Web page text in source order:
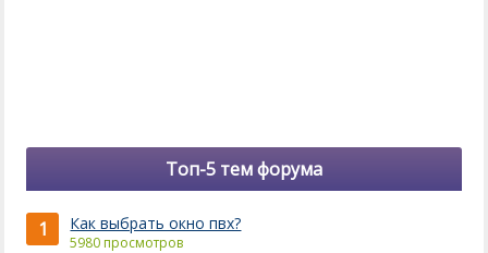
Топ-5 тем форума
1 Как выбрать окно пвх?
5980 просмотров